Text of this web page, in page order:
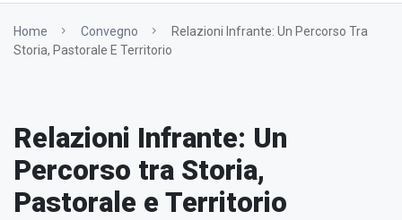
Home Convegno
Relazioni Infrante: Un Percorso Tra
Storia, Pastorale E Territorio
Relazioni Infrante: Un
Percorso tra Storia,
Pastorale e Territorio